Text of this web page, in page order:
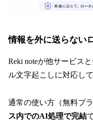
情報を外に送らない
Reki noteが他サービス
ル文字起こしに対応し
通常の使い方（無料プ
ス内でのAI処理で完結